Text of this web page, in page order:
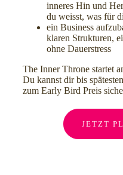
inneres Hin und
du weisst, was für
ein Business
klaren Strukturen,
ohne Dauerstress
The Inner Throne startet
Du kannst dir bis
zum Early Bird Preis
JETZT